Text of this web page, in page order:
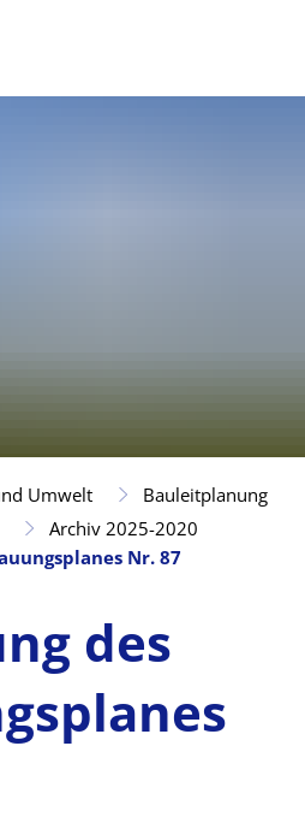
Umwelt
Bauleitplanung
Archiv 2025-2020
Nr. 87
des